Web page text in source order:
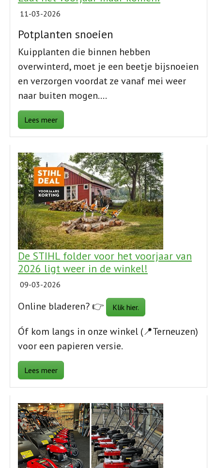
11-03-2026
Potplanten snoeien
Kuipplanten die binnen hebben
overwinterd, moet je een beetje bijsnoeien
en verzorgen voordat ze vanaf mei weer
naar buiten mogen.…
Lees meer
De STIHL folder voor het voorjaar van
2026 ligt weer in de winkel!
09-03-2026
Online bladeren? 👉 Klik hier.
Óf kom langs in onze winkel (📍Terneuzen)
voor een papieren versie.
Lees meer